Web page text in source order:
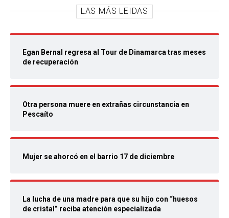
LAS MÁS LEIDAS
Egan Bernal regresa al Tour de Dinamarca tras meses
de recuperación
Otra persona muere en extrañas circunstancia en
Pescaíto
Mujer se ahorcó en el barrio 17 de diciembre
La lucha de una madre para que su hijo con “huesos
de cristal” reciba atención especializada